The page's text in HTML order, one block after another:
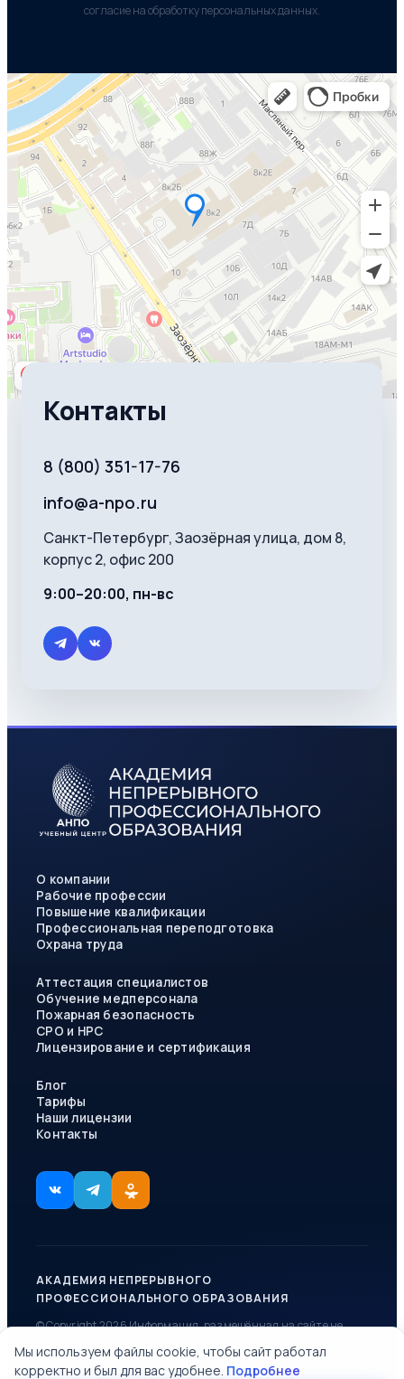
согласие на обработку персональных данных.
Контакты
8 (800) 351-17-76
info@a-npo.ru
Санкт-Петербург, Заозёрная улица, дом 8,
корпус 2, офис 200
9:00–20:00, пн-вс
О компании
Рабочие профессии
Повышение квалификации
Профессиональная переподготовка
Охрана труда
Аттестация специалистов
Обучение медперсонала
Пожарная безопасность
СРО и НРС
Лицензирование и сертификация
Блог
Тарифы
Наши лицензии
Контакты
АКАДЕМИЯ НЕПРЕРЫВНОГО
ПРОФЕССИОНАЛЬНОГО ОБРАЗОВАНИЯ
© Copyright 2026 Информация, размещённая на сайте не
Санкт-Петербург — Заозёрная ул., 8, корп. 2, оф. 200
Мы используем файлы cookie, чтобы сайт работал
корректно и был для вас удобнее. Подробнее